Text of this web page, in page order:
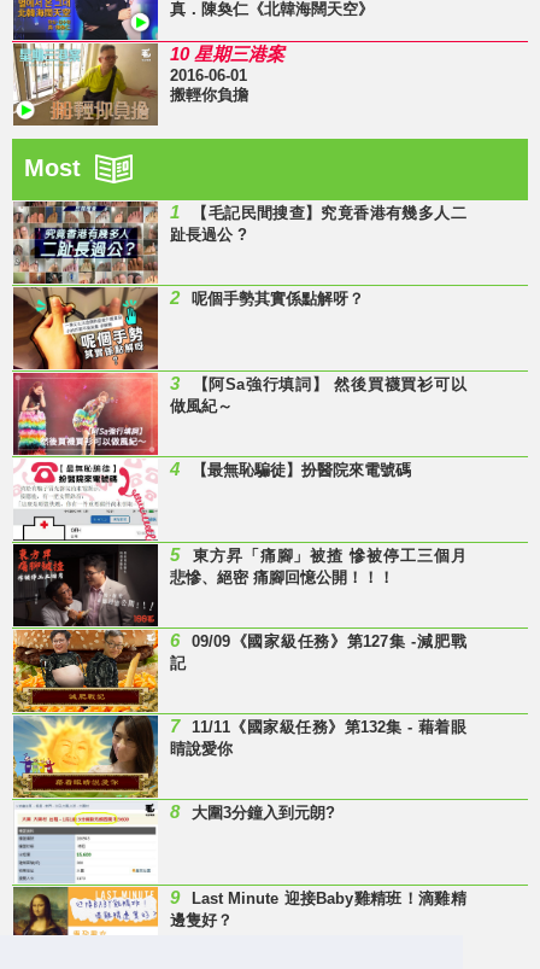
真．陳奐仁《北韓海闊天空》
10 星期三港案
2016-06-01
搬輕你負擔
Most
1
【毛記民間搜查】究竟香港有幾多人二
趾長過公 ?
2 呢個手勢其實係點解呀？
3
【阿Sa強行填詞】 然後買襪買衫可以
做風紀～
4 【最無恥騙徒】扮醫院來電號碼
5
東方昇「痛腳」被揸 慘被停工三個月
悲慘、絕密 痛腳回憶公開！！！
6
09/09《國家級任務》第127集 -減肥戰
記
7
11/11《國家級任務》第132集 - 藉着眼
睛說愛你
8 大圍3分鐘入到元朗?
9
Last Minute 迎接Baby雞精班！滴雞精
邊隻好？